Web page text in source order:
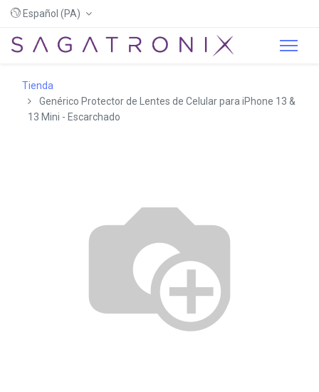
Español (PA)
Tienda
Genérico Protector de Lentes de Celular para iPhone 13 &
13 Mini - Escarchado